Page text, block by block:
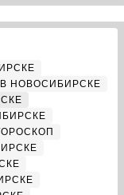
НОВОСИБИРСКЕ